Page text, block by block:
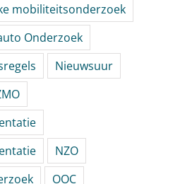
mobiliteitsonderzoek
Onderzoek
Nieuwsuur
NZO
OOC